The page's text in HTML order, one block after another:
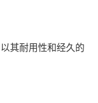
其耐用性和经久的